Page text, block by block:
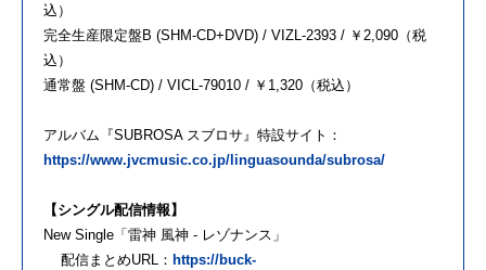
込）
完全生産限定盤B (SHM-CD+DVD) / VIZL-2393 / ￥2,090（税
込）
通常盤 (SHM-CD) / VICL-79010 / ￥1,320（税込）
アルバム『SUBROSA スブロサ』特設サイト：
https://www.jvcmusic.co.jp/linguasounda/subrosa/
【シングル配信情報】
New Single「雷神 風神 - レゾナンス」
配信まとめURL： https://buck-